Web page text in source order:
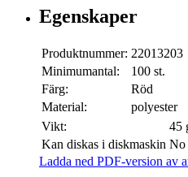
Egenskaper
Produktnummer: 22013203
Minimumantal:
100 st.
Färg:
Röd
Material:
polyester
Vikt:
45
Kan diskas i diskmaskin No
Ladda ned PDF-version av